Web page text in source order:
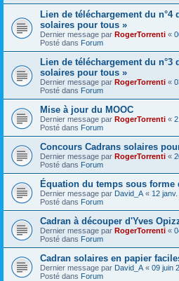
Lien de téléchargement du n°4
solaires pour tous »
Dernier message par RogerTorrenti «
Posté dans Forum
Lien de téléchargement du n°3
solaires pour tous »
Dernier message par RogerTorrenti «
Posté dans Forum
Mise à jour du MOOC
Dernier message par RogerTorrenti «
Posté dans Forum
Concours Cadrans solaires
Dernier message par RogerTorrenti «
Posté dans Forum
Équation du temps sous forme
Dernier message par David_A « 12
Posté dans Forum
Cadran à découper d'Yves
Dernier message par RogerTorrenti «
Posté dans Forum
Cadran solaires en papier
Dernier message par David_A « 09 juin
Posté dans Forum